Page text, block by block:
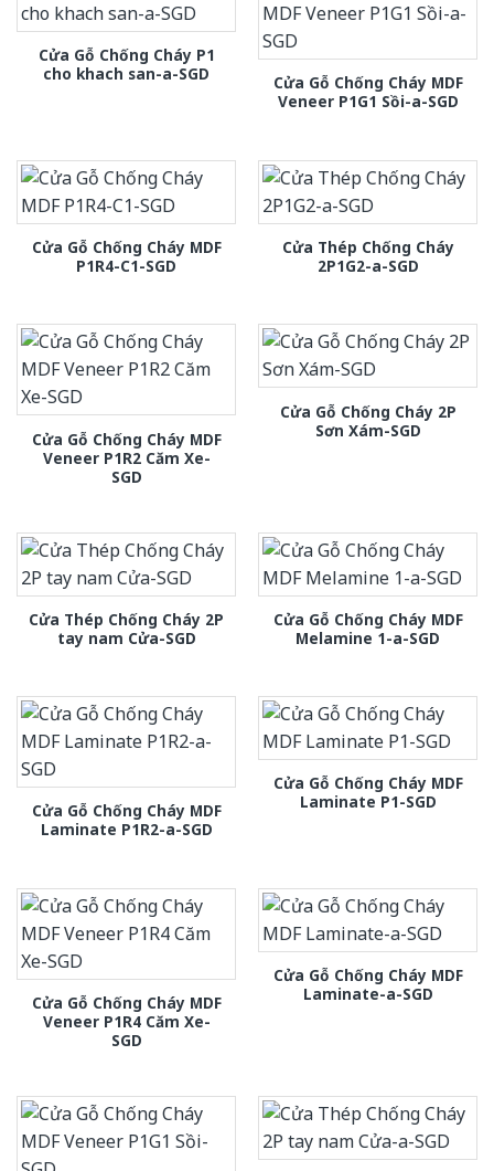
Cửa Gỗ Chống Cháy P1
cho khach san-a-SGD
Cửa Gỗ Chống Cháy MDF
Veneer P1G1 Sồi-a-SGD
Cửa Gỗ Chống Cháy MDF
P1R4-C1-SGD
Cửa Thép Chống Cháy
2P1G2-a-SGD
Cửa Gỗ Chống Cháy MDF
Veneer P1R2 Căm Xe-
SGD
Cửa Gỗ Chống Cháy 2P
Sơn Xám-SGD
Cửa Thép Chống Cháy 2P
tay nam Cửa-SGD
Cửa Gỗ Chống Cháy MDF
Melamine 1-a-SGD
Cửa Gỗ Chống Cháy MDF
Laminate P1R2-a-SGD
Cửa Gỗ Chống Cháy MDF
Laminate P1-SGD
Cửa Gỗ Chống Cháy MDF
Veneer P1R4 Căm Xe-
SGD
Cửa Gỗ Chống Cháy MDF
Laminate-a-SGD